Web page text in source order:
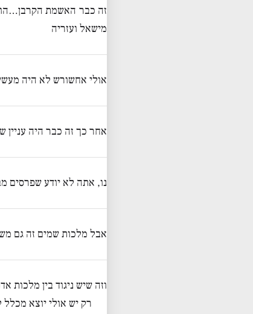
זה כבר האשמת
מישאל ועזריה
אולי אחשורש לא היה
אחר כך זה כבר היה עניין
נו, אתה לא יודע שפרסים
אבל מלכות שמים זה גם
וזה שיש ניגוד בין מלכות
רק יש אולי יוצא